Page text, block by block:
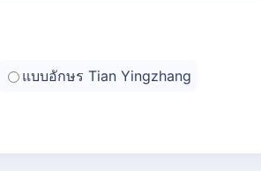
แบบอักษร Tian Yingzhang